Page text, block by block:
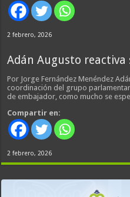
2 febrero, 2026
Adán Augusto reactiva
Por Jorge Fernández Menéndez
coordinación del grupo
de embajador, como mucho se
Compartir en:
2 febrero, 2026